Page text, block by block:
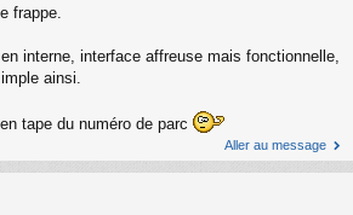
frappe.
interne, interface affreuse mais fonctionnelle,
ainsi.
tape du numéro de parc
Aller au message